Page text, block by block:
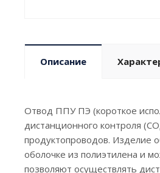
Описание
Отвод ППУ ПЭ (короткое
дистанционного контроля
продуктопроводов. Изделие
оболочке из полиэтилена и
позволяют осуществлять